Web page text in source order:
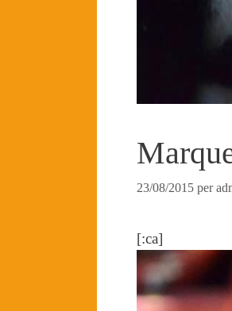
23/08/2015 per
[:ca]